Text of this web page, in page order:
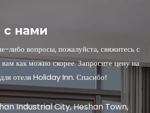
с нами
либо вопросы, пожалуйста, свяжитесь с
как можно скорее. Запросите цену на
отеля Holiday Inn. Спасибо!
Industrial City, Heshan Town,